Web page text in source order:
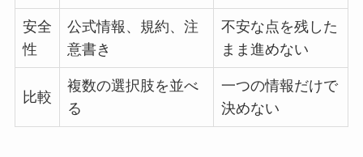
安全
性
公式情報、規約、注
意書き
不安な点を残した
まま進めない
比較
複数の選択肢を並べ
る
一つの情報だけで
決めない